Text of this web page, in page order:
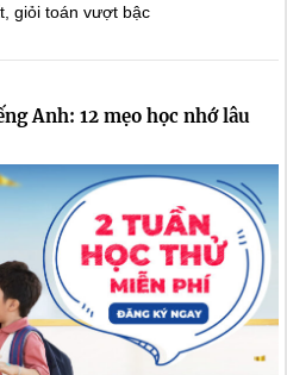
giỏi toán vượt bậc
Anh: 12 mẹo học nhớ lâu